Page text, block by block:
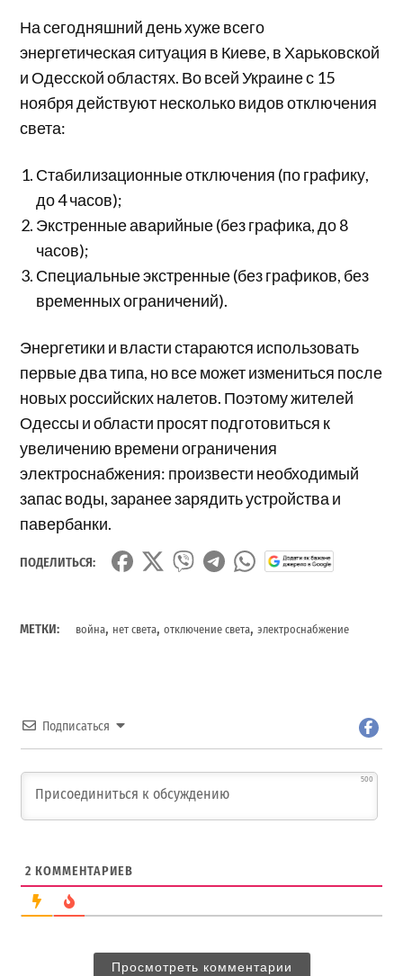
На сегодняшний день хуже всего
энергетическая ситуация в Киеве, в Харьковской
и Одесской областях. Во всей Украине с 15
ноября действуют несколько видов отключения
света:
Стабилизационные отключения (по графику,
до 4 часов);
Экстренные аварийные (без графика, до 8
часов);
Специальные экстренные (без графиков, без
временных ограничений).
Энергетики и власти стараются использовать
первые два типа, но все может измениться после
новых российских налетов. Поэтому жителей
Одессы и области просят подготовиться к
увеличению времени ограничения
электроснабжения: произвести необходимый
запас воды, заранее зарядить устройства и
павербанки.
ПОДЕЛИТЬСЯ:
МЕТКИ: война, нет света,отключение света,электроснабжение
Подписаться
500
2 КОММЕНТАРИЕВ
Просмотреть комментарии